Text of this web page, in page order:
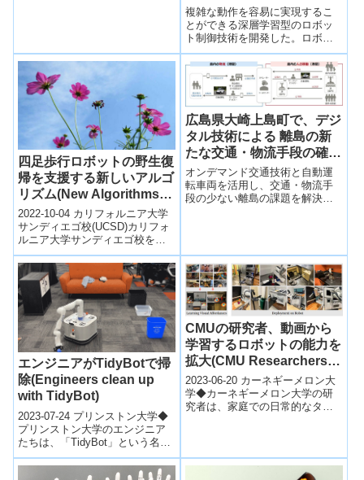
する深層学習型ロボット制
御技術を開発
複雑な動作を容易に実現するこ
とができる深層学習型のロボッ
ト制御技術を開発した。ロボッ
トの手先や対象物の特徴情報を
学習により自動抽出すること
で、形状が変わる物体のハンド
リングをプログラミングレスで
習得できる。
四足歩行ロボットの野生復
帰を支援する新しいアルゴ
リズム(New Algorithms
Help Four-Legged
Robots Run in the Wild)
2022-10-04 カリフォルニア大学
サンディエゴ校(UCSD)カリフォ
ルニア大学サンディエゴ校を中
心とする研究チームは、4足歩行
ロボットが静止・移動する障
害...
広島県大崎上島町で、デジ
タル技術による 離島の新
たな交通・物流手段の確立
を目指す実証実験を実施
オンデマンド交通技術と自動運
転車両を活用し、交通・物流手
段の少ない離島の課題を解決
エンジニアがTidyBotで掃
除(Engineers clean up
with TidyBot)
2023-07-24 プリンストン大学◆
プリンストン大学のエンジニア
たちは、「TidyBot」という名前
の新しいロボットを開発し、家
庭の整理整頓を手伝うことに
CMUの研究者、動画から
学習するロボットの能力を
拡大(CMU Researchers
Expand Ability of Robots
To Learn From Videos)
2023-06-20 カーネギーメロン大
学◆カーネギーメロン大学の研
究者は、家庭での日常的なタス